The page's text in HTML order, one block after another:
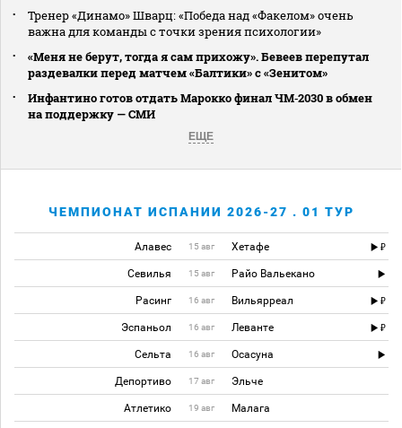
Тренер «Динамо» Шварц: «Победа над «Факелом» очень
важна для команды с точки зрения психологии»
«Меня не берут, тогда я сам прихожу». Бевеев перепутал
раздевалки перед матчем «Балтики» с «Зенитом»
Инфантино готов отдать Марокко финал ЧМ‑2030 в обмен
на поддержку — СМИ
ЕЩЕ
ЧЕМПИОНАТ ИСПАНИИ 2026-27 . 01 ТУР
Алавес 15 авг Хетафе
Севилья 15 авг Райо Вальекано
Расинг 16 авг Вильярреал
Эспаньол 16 авг Леванте
Сельта 16 авг Осасуна
Депортиво 17 авг Эльче
Атлетико 19 авг Малага